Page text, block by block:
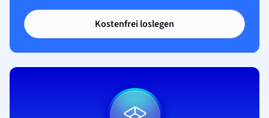
Kostenfrei loslegen